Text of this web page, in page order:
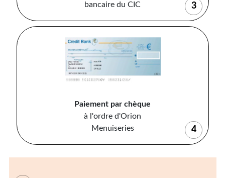
bancaire du CIC
3
Paiement par chèque
à l'ordre d'Orion
Menuiseries
4